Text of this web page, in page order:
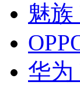
魅族
华为